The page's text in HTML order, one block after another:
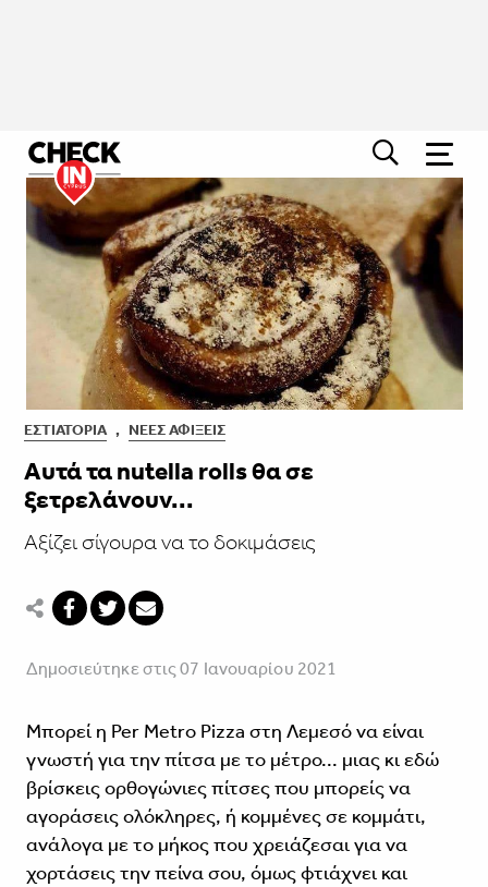
ΕΣΤΙΑΤΌΡΙΑ , ΝΈΕΣ ΑΦΊΞΕΙΣ
Αυτά τα nutella rolls θα σε
ξετρελάνουν...
Αξίζει σίγουρα να το δοκιμάσεις
Δημοσιεύτηκε στις 07 Ιανουαρίου 2021
Μπορεί η Per Metro Pizza στη Λεμεσό να είναι
γνωστή για την πίτσα με το μέτρο... μιας κι εδώ
βρίσκεις ορθογώνιες πίτσες που μπορείς να
αγοράσεις ολόκληρες, ή κομμένες σε κομμάτι,
ανάλογα με το μήκος που χρειάζεσαι για να
χορτάσεις την πείνα σου, όμως φτιάχνει και